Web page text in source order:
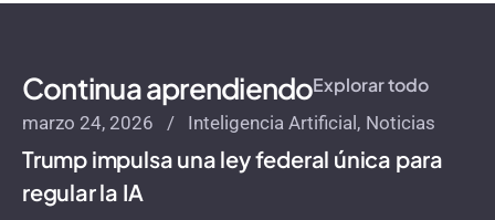
Continua aprendiendoExplorar todo
marzo 24, 2026 Inteligencia Artificial Noticias
Trump impulsa una ley federal única para
regular la IA